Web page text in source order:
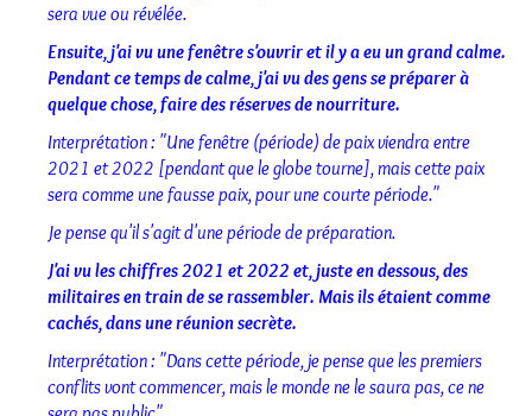
sera vue ou révélée.
Ensuite, j'ai vu une fenêtre s'ouvrir et il y a eu un grand calme.
Pendant ce temps de calme, j'ai vu des gens se préparer à
quelque chose, faire des réserves de nourriture.
Interprétation : "Une fenêtre (période) de paix viendra entre
2021 et 2022 [pendant que le globe tourne], mais cette paix
sera comme une fausse paix, pour une courte période."
Je pense qu'il s'agit d'une période de préparation.
J'ai vu les chiffres 2021 et 2022 et, juste en dessous, des
militaires en train de se rassembler. Mais ils étaient comme
cachés, dans une réunion secrète.
Interprétation : "Dans cette période, je pense que les premiers
conflits vont commencer, mais le monde ne le saura pas, ce ne